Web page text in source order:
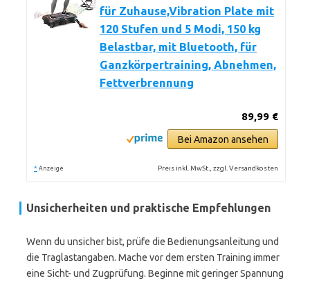
für Zuhause,Vibration Plate mit
120 Stufen und 5 Modi, 150 kg
Belastbar, mit Bluetooth, für
Ganzkörpertraining, Abnehmen,
Fettverbrennung
89,99 €
Bei Amazon ansehen
* Anzeige Preis inkl. MwSt., zzgl. Versandkosten
Unsicherheiten und praktische Empfehlungen
Wenn du unsicher bist, prüfe die Bedienungsanleitung und
die Traglastangaben. Mache vor dem ersten Training immer
eine Sicht- und Zugprüfung. Beginne mit geringer Spannung